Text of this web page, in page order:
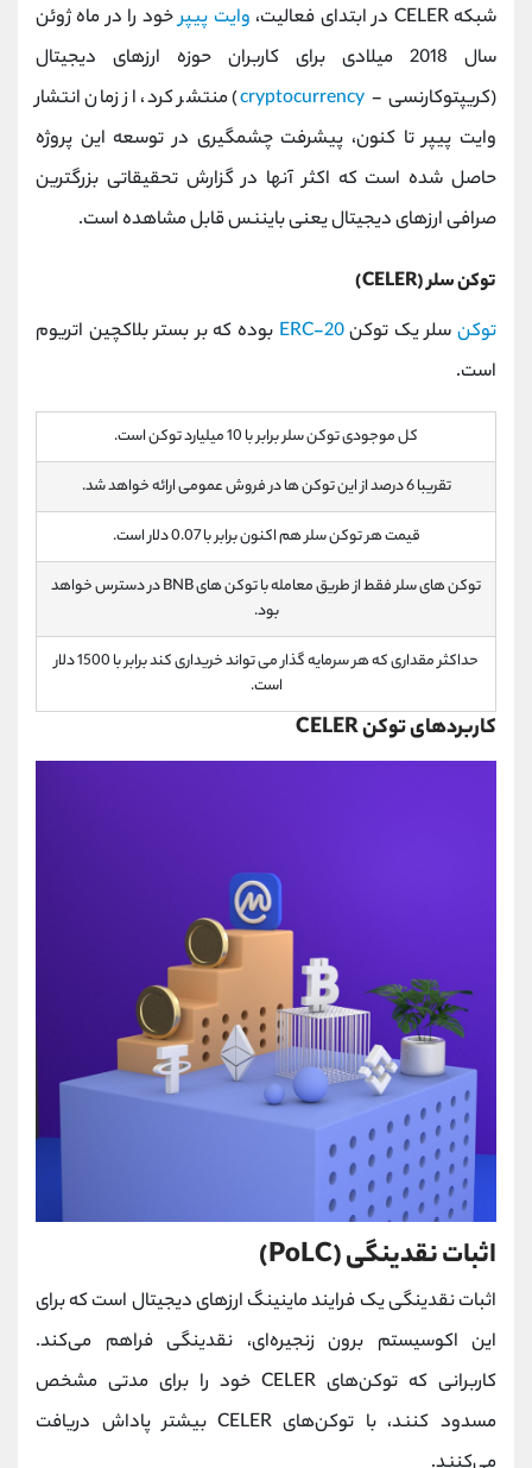
شبکه CELER در ابتدای فعالیت، وایت پیپرخود را در ماه ژوئن
سال 2018 میلادی برای کاربران حوزه ارزهای دیجیتال
(کریپتوکارنسی - cryptocurrency) منتشر کرد، از زمان انتشار
وایت پیپر تا کنون، پیشرفت چشمگیری در توسعه این پروژه
حاصل شده است که اکثر آنها در گزارش تحقیقاتی بزرگترین
صرافی ارزهای دیجیتال یعنی بایننس قابل مشاهده است.
توکن سلر (CELER)
توکنسلر یک توکنERC-20 بوده که بر بستر بلاکچین اتریوم
است.
کل موجودی توکن سلر برابر با 10 میلیارد توکن است.
تقریبا 6 درصد از این توکن ها در فروش عمومی ارائه خواهد شد.
قیمت هر توکن سلر هم اکنون برابر با 0.07 دلار است.
توکن های سلر فقط از طریق معامله با توکن های BNB در دسترس خواهد
بود.
حداکثر مقداری که هر سرمایه گذار می تواند خریداری کند برابر با 1500 دلار
است.
کاربردهای توکن CELER
اثبات نقدینگی (PoLC)
اثبات نقدینگی یک فرایند ماینینگ ارزهای دیجیتال است که برای
این اکوسیستم برون زنجیره‌ای، نقدینگی فراهم می‌کند.
کاربرانی که توکن‌های CELER خود را برای مدتی مشخص
مسدود کنند، با توکن‌های CELER بیشتر پاداش دریافت